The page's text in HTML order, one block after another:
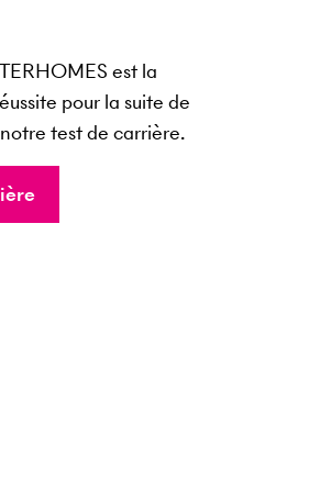
est la
pour la suite de
test de carrière.